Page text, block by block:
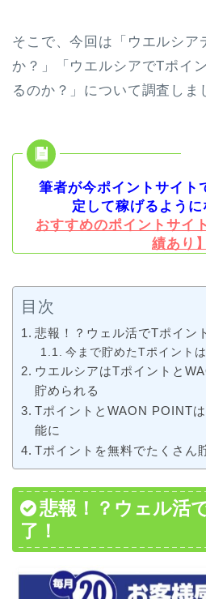
そこで、今回は「ウエルシア
か？」「ウエルシアでTポイ
るのか？」について調査しま
筆者が今ポイントサイト
定して稼げるように
おすすめのポイントサイ
績あり】
目次
悲報！？ウェル活でTポイン
今まで貯めたTポイント
ウエルシアはTポイントと
貯められる
TポイントとWAON POINT
能に
Tポイントを無料でたくさん
悲報！？ウェル活
了！